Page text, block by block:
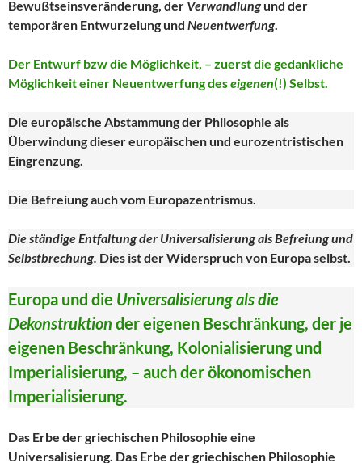
Bewußtseinsveränderung, der Verwandlungund der
temporären Entwurzelung und Neuentwerfung.
Der Entwurf bzw die Möglichkeit, – zuerst die gedankliche
Möglichkeit einer Neuentwerfung deseigenen(!) Selbst.
Die europäische Abstammung der Philosophie als
Überwindung dieser europäischen und eurozentristischen
Eingrenzung.
Die Befreiung auch vom Europazentrismus.
Die ständige Entfaltung der Universalisierung als Befreiung und
Selbstbrechung. Dies ist der Widerspruch von Europa selbst.
Europa und die Universalisierung als die
Dekonstruktion der eigenen Beschränkung, der je
eigenen Beschränkung, Kolonialisierung und
Imperialisierung, – auch der ökonomischen
Imperialisierung.
Das Erbe der griechischen Philosophie eine
Universalisierung. Das Erbe der griechischen Philosophie